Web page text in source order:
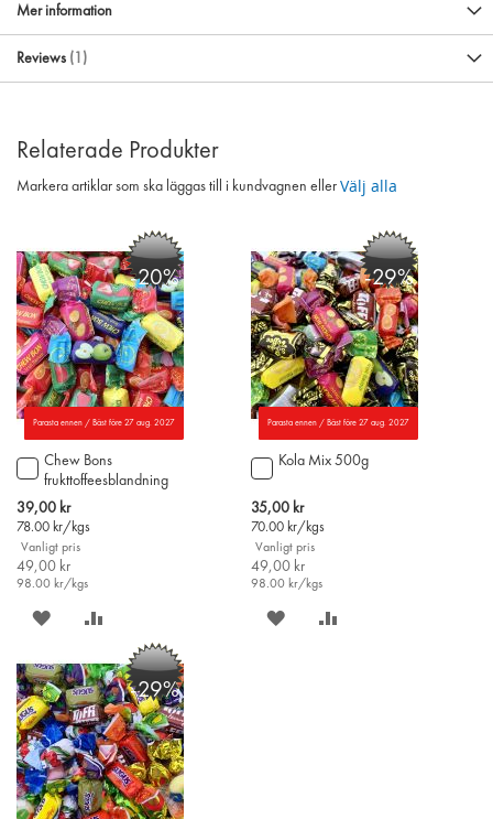
Mer information
Reviews
Relaterade Produkter
Markera artiklar som ska läggas till i kundvagnen eller Välj alla
-20%
Parasta ennen / Bäst före 27 aug. 2027
Chew Bons
frukttoffeesblandning
500g
Special
Price
39,00 kr
78.00 kr/kgs
Vanligt pris
49,00 kr
98.00 kr/kgs
Lägg
till
i
varukorgen
SPARA
ÖNSKELISTAN
JÄMFÖR
Parasta ennen / Bäst före 27 aug. 2027
-29%
Kola Mix 500g
Special
Price
35,00 kr
70.00 kr/kgs
Vanligt pris
49,00 kr
98.00 kr/kgs
Lägg
i
varukorgen
SPARA
-29%